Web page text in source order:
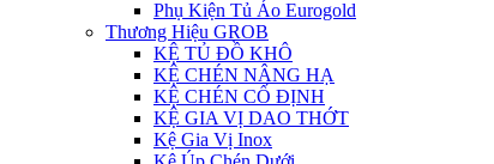
Phụ Kiện Tủ Áo Eurogold
Thương Hiệu GROB
KỆ TỦ ĐỒ KHÔ
KỆ CHÉN NÂNG HẠ
KỆ CHÉN CỐ ĐỊNH
KỆ GIA VỊ DAO THỚT
Kệ Gia Vị Inox